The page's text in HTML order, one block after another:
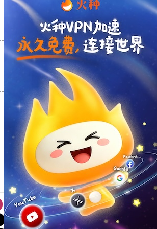
支持[0] 反对
支持
支持 反对 [0]
风驰加速器 旋风加速器
八戒看书
ios加速器 旋风加速度器 ios加速器